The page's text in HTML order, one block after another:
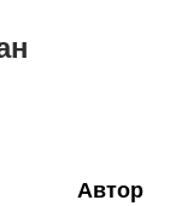
Автор